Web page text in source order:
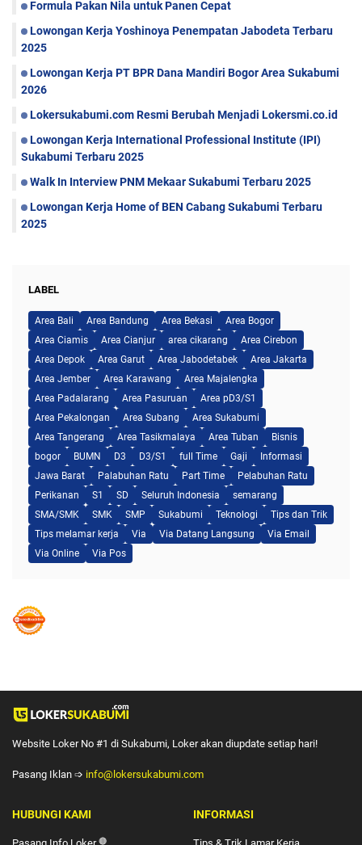
Formula Pakan Nila untuk Panen Cepat
Lowongan Kerja Yoshinoya Penempatan Jabodeta Terbaru
2025
Lowongan Kerja PT BPR Dana Mandiri Bogor Area Sukabumi
2026
Lokersukabumi.com Resmi Berubah Menjadi Lokersmi.co.id
Lowongan Kerja International Professional Institute (IPI)
Sukabumi Terbaru 2025
Walk In Interview PNM Mekaar Sukabumi Terbaru 2025
Lowongan Kerja Home of BEN Cabang Sukabumi Terbaru
2025
LABEL
Area Bali Area Bandung Area Bekasi
Area Bogor
Area Ciamis
Area Cianjur area cikarang
Area Cirebon
Area Depok
Area Garut Area Jabodetabek
Area Jakarta
Area Jember
Area Karawang
Area Majalengka
Area Padalarang
Area Pasuruan
Area pD3/S1
Area Pekalongan
Area Subang
Area Sukabumi
Area Tangerang
Area Tasikmalaya Area Tuban
Bisnis
bogor
BUMN D3 D3/S1 full Time Gaji
Informasi
Jawa Barat
Palabuhan Ratu Part Time
Pelabuhan Ratu
Perikanan
S1 SD Seluruh Indonesia
semarang
SMA/SMK
SMK SMP Sukabumi Teknologi
Tips dan Trik
Tips melamar kerja
Via Via Datang Langsung
Via Email
Via Online
Via Pos
Website Loker No #1 di Sukabumi, Loker akan diupdate setiap hari!
Pasang Iklan ➩ info@lokersukabumi.com
HUBUNGI KAMI
🔴
INFORMASI